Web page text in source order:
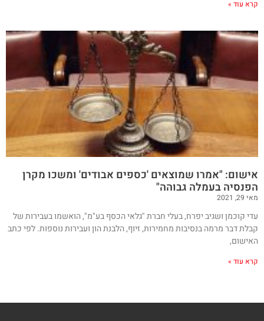
קרא עוד »
אישום: "אמרו שמוצאים 'כספים אבודים' ומשכו מקרן
הפנסיה בעמלה גבוהה"
מאי 29, 2021
עדי קוכמן ושגיב יפרח, בעלי חברת "גלאי הכסף בע"מ", הואשמו בעבירות של
קבלת דבר מרמה בנסיבות מחמירות, זיוף, הלבנת הון ועבירות נוספות. לפי כתב
האישום,
קרא עוד »